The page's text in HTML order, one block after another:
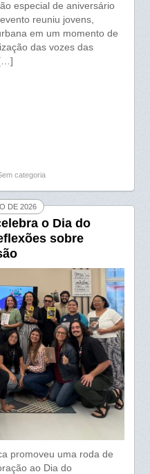
especial de aniversário
reuniu jovens,
em um momento de
das vozes das
categoria
DE 2026
o Dia do
sobre
promoveu uma roda de
ao Dia do